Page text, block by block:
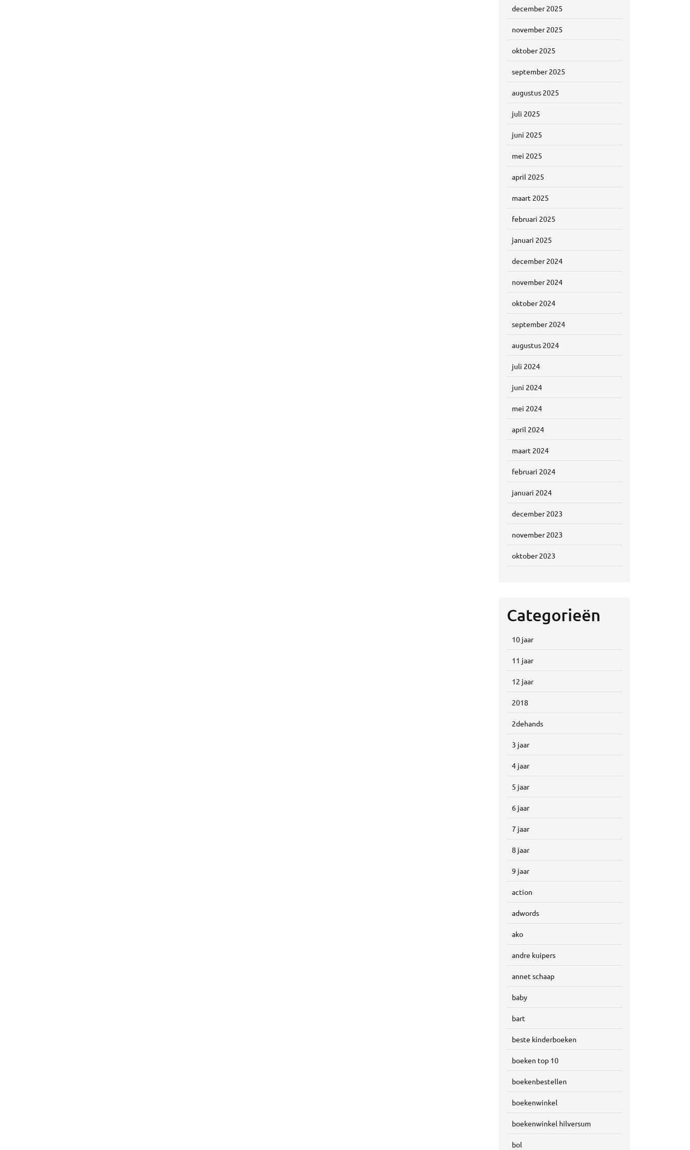
december 2025
november 2025
oktober 2025
september 2025
augustus 2025
juli 2025
juni 2025
mei 2025
april 2025
maart 2025
februari 2025
januari 2025
december 2024
november 2024
oktober 2024
september 2024
augustus 2024
juli 2024
juni 2024
mei 2024
april 2024
maart 2024
februari 2024
januari 2024
december 2023
november 2023
oktober 2023
Categorieën
10 jaar
11 jaar
12 jaar
2018
2dehands
3 jaar
4 jaar
5 jaar
6 jaar
7 jaar
8 jaar
9 jaar
action
adwords
ako
andre kuipers
annet schaap
baby
bart
beste kinderboeken
boeken top 10
boekenbestellen
boekenwinkel
boekenwinkel hilversum
bol